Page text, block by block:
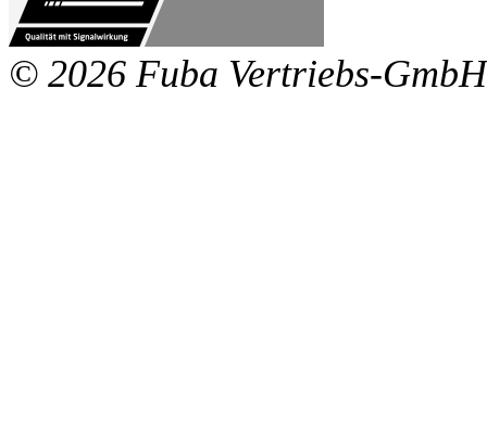
© 2026 Fuba Vertriebs-GmbH